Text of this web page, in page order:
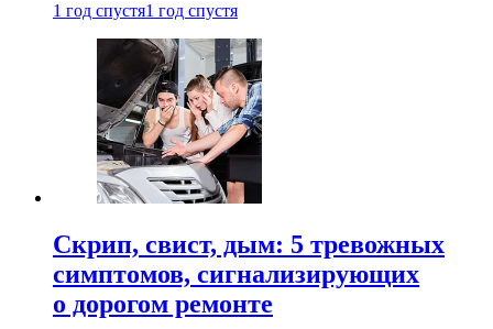
1 год спустя1 год спустя
Скрип, свист, дым: 5 тревожных
симптомов, сигнализирующих
о дорогом ремонте